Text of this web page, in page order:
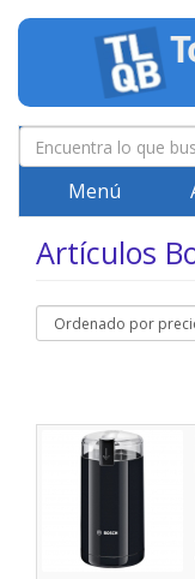
Menú
Artículos